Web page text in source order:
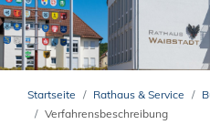
Startseite Rathaus & Service
Verfahrensbeschreibung